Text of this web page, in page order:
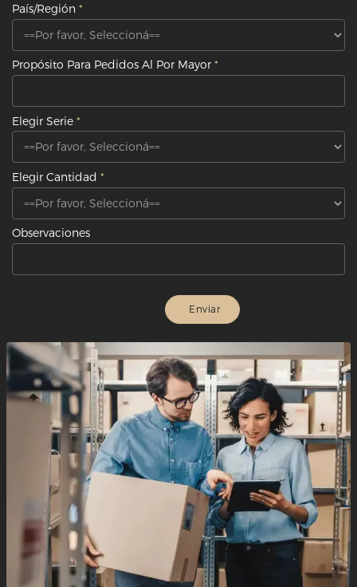
País/Región
Propósito Para Pedidos Al Por Mayor
Elegir Serie
Elegir Cantidad
Observaciones